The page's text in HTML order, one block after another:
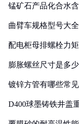
锰矿石产品化合水
曲臂车规格型号大全
配电柜母排螺栓力
膨胀螺丝尺寸是多少
镀锌方管有哪些常
D400球墨铸铁井盖